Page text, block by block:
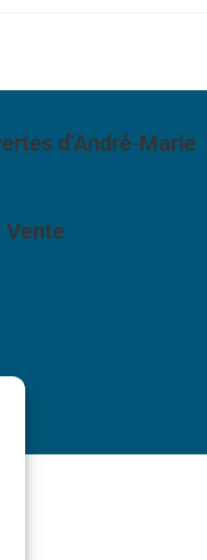
d’André-Marie
Vente